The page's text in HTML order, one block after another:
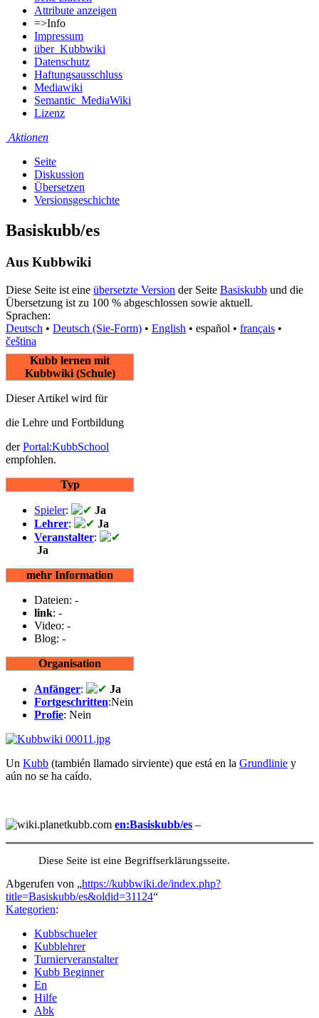
Attribute anzeigen
=>Info
Impressum
über_Kubbwiki
Datenschutz
Haftungsausschluss
Mediawiki
Semantic_MediaWiki
Lizenz
Aktionen
Seite
Diskussion
Übersetzen
Versionsgeschichte
Basiskubb/es
Aus Kubbwiki
Diese Seite ist eine übersetzte Version der Seite Basiskubb und die
Übersetzung ist zu 100 % abgeschlossen sowie aktuell.
Sprachen:
Deutsch • ‎ Deutsch (Sie-Form)‎ • ‎ English • ‎ español • ‎ français •
čeština
Kubb lernen mit
Kubbwiki (Schule)
Dieser Artikel wird für
die Lehre und Fortbildung
derPortal:KubbSchool
empfohlen.
Typ
Spieler:
Ja
Lehrer:
Ja
Veranstalter:
Ja
mehr Information
Dateien: -
link: -
Video: -
Blog: -
Organisation
Anfänger:
Ja
Fortgeschritten:Nein
Profie: Nein
Un Kubb (también llamado sirviente) que está en la Grundlinie y
aún no se ha caído.
en:Basiskubb/es –
Diese Seite ist eine Begriffserklärungsseite.
Abgerufen von „https://kubbwiki.de/index.php?
title=Basiskubb/es&oldid=31124“
Kategorien:
Kubbschueler
Kubblehrer
Turnierveranstalter
Kubb Beginner
En
Hilfe
Abk